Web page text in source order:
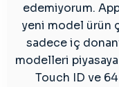
edemiyorum.
yeni model ürün
sadece iç
modelleri
Touch ID ve